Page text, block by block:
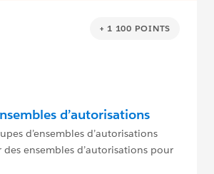
+ 1 100 POINTS
d’autorisations
d’ensembles d’autorisations
ensembles d’autorisations pour